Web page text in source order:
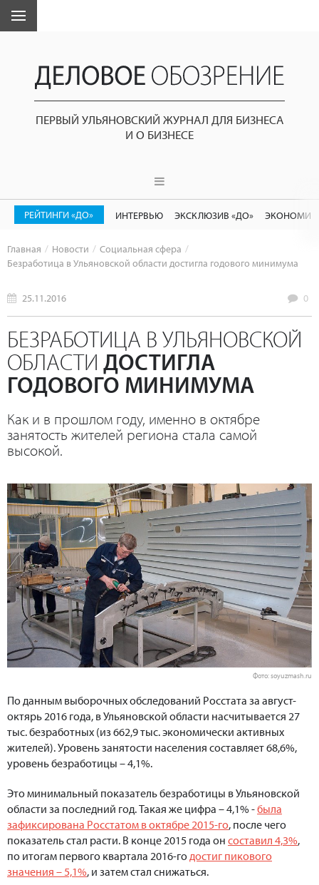
ПЕРВЫЙ УЛЬЯНОВСКИЙ ЖУРНАЛ ДЛЯ БИЗНЕСА
И О БИЗНЕСЕ
РЕЙТИНГИ «ДО» ИНТЕРВЬЮ ЭКСКЛЮЗИВ «ДО»
Главная Новости
Социальная сфера
Безработица в Ульяновской области достигла годового минимума
25.11.2016 0
БЕЗРАБОТИЦА В УЛЬЯНОВСКОЙ
ОБЛАСТИ ДОСТИГЛА
ГОДОВОГО МИНИМУМА
Как и в прошлом году, именно в октябре
занятость жителей региона стала самой
высокой.
Фото: soyuzmash.ru
По данным выборочных обследований Росстата за август-
октярь 2016 года, в Ульяновской области насчитывается 27
тыс. безработных (из 662,9 тыс. экономически активных
жителей). Уровень занятости населения составляет 68,6%,
уровень безработицы – 4,1%.
Это минимальный показатель безработицы в Ульяновской
области за последний год. Такая же цифра – 4,1% -была
зафиксирована Росстатом в октябре 2015-го, после чего
показатель стал расти. В конце 2015 года он составил 4,3%,
по итогам первого квартала 2016-го достиг пикового
значения – 5,1%, и затем стал снижаться.